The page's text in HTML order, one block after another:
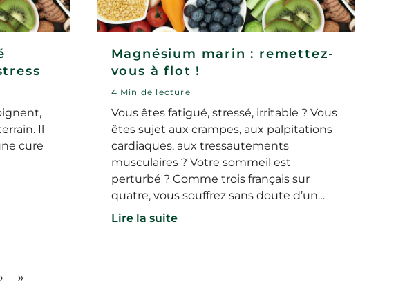
Il
cure
Magnésium marin : remettez-
vous à flot !
4 Min de lecture
Vous êtes fatigué, stressé, irritable ? Vous
êtes sujet aux crampes, aux palpitations
cardiaques, aux tressautements
musculaires ? Votre sommeil est
perturbé ? Comme trois français sur
quatre, vous souffrez sans doute d’un
manque de magnésium. Optez pour une
Lire la suite
› »